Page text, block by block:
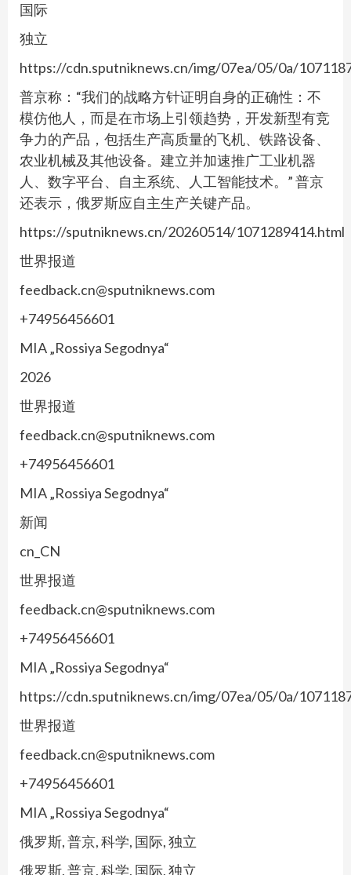
国际
独立
https://cdn.sputniknews.cn/img/07ea/05/0a/
普京称：“我们的战略方针证明自身的正确性：不
模仿他人，而是在市场上引领趋势，开发新型有竞
争力的产品，包括生产高质量的飞机、铁路设备、
农业机械及其他设备。建立并加速推广工业机器
人、数字平台、自主系统、人工智能技术。” 普京
还表示，俄罗斯应自主生产关键产品。
https://sputniknews.cn/20260514/1071289414.html
世界报道
feedback.cn@sputniknews.com
+74956456601
MIA „Rossiya Segodnya“
2026
世界报道
feedback.cn@sputniknews.com
+74956456601
MIA „Rossiya Segodnya“
新闻
cn_CN
世界报道
feedback.cn@sputniknews.com
+74956456601
MIA „Rossiya Segodnya“
https://cdn.sputniknews.cn/img/07ea/05/0a/
世界报道
feedback.cn@sputniknews.com
+74956456601
MIA „Rossiya Segodnya“
俄罗斯, 普京, 科学, 国际, 独立
俄罗斯, 普京, 科学, 国际, 独立